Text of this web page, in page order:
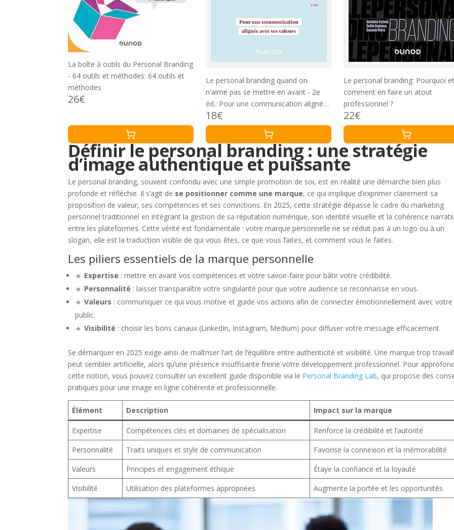
La boîte à outils du Personal Branding
- 64 outils et méthodes: 64 outils et
méthodes
26€
Le personal branding quand on
n'aime pas se mettre en avant - 2e
éd.: Pour une communication alignée
avec ses valeurs
18€
Le personal branding: Pourquoi
comment en faire un atout
professionnel ?
22€
Définir le personal branding : une stratégie
d’image authentique et puissante
Le personal branding, souvent confondu avec une simple promotion de soi, est en réalité une démarche bien plus
profonde et réfléchie. Il s’agit de se positionner comme une marque, ce qui implique d’exprimer clairement sa
proposition de valeur, ses compétences et ses convictions. En 2025, cette stratégie dépasse le cadre du marketing
personnel traditionnel en intégrant la gestion de sa réputation numérique, son identité visuelle et la cohérence
entre les plateformes. Cette vérité est fondamentale : votre marque personnelle ne se réduit pas à un logo ou à un
slogan, elle est la traduction visible de qui vous êtes, ce que vous faites, et comment vous le faites.
Les piliers essentiels de la marque personnelle
🔹 Expertise : mettre en avant vos compétences et votre savoir-faire pour bâtir votre crédibilité.
🔹 Personnalité : laisser transparaître votre singularité pour que votre audience se reconnaisse en vous.
🔹Valeurs : communiquer ce qui vous motive et guide vos actions afin de connecter émotionnellement avec votre
public.
🔹Visibilité : choisir les bons canaux (LinkedIn, Instagram, Medium) pour diffuser votre message efficacement.
Se démarquer en 2025 exige ainsi de maîtriser l’art de l’équilibre entre authenticité et visibilité. Une marque trop
peut sembler artificielle, alors qu’une présence insuffisante freine votre développement professionnel. Pour
cette notion, vous pouvez consulter un excellent guide disponible via le Personal Branding Lab, qui propose des
pratiques pour une image en ligne cohérente et professionnelle.
Élément Description Impact sur la marque
Expertise Compétences clés et domaines de spécialisation
Renforce la crédibilité et l’autorité
Personnalité
Traits uniques et style de communication
Favorise la connexion et la mémorabilité
Valeurs
Principes et engagement éthique
Étaye la confiance et la loyauté
Visibilité
Utilisation des plateformes appropriées Augmente la portée et les opportunités